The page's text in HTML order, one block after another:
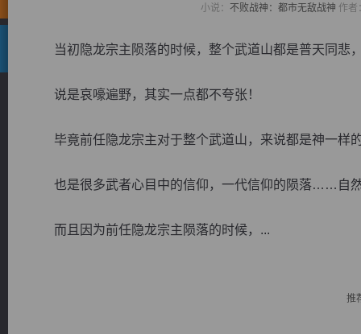
小说： 不败战神：都市无敌战神 作者
当初隐龙宗主陨落的时候，整个武道山都是普天同悲
说是哀嚎遍野，其实一点都不夸张！
毕竟前任隐龙宗主对于整个武道山，来说都是神一样
也是很多武者心目中的信仰，一代信仰的陨落……自
而且因为前任隐龙宗主陨落的时候，...
推